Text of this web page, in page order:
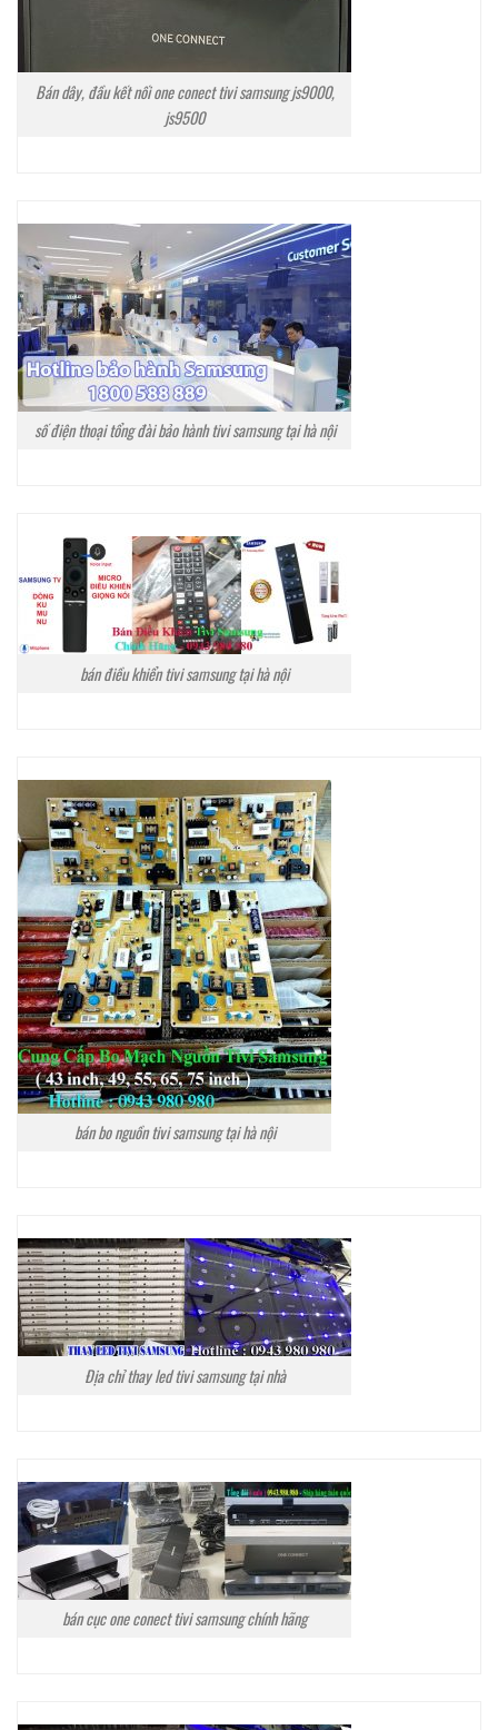
Bán dây, đầu kết nối one conect tivi samsung js9000,
js9500
số điện thoại tổng đài bảo hành tivi samsung tại hà nội
bán điều khiển tivi samsung tại hà nội
bán bo nguồn tivi samsung tại hà nội
Địa chỉ thay led tivi samsung tại nhà
bán cục one conect tivi samsung chính hãng